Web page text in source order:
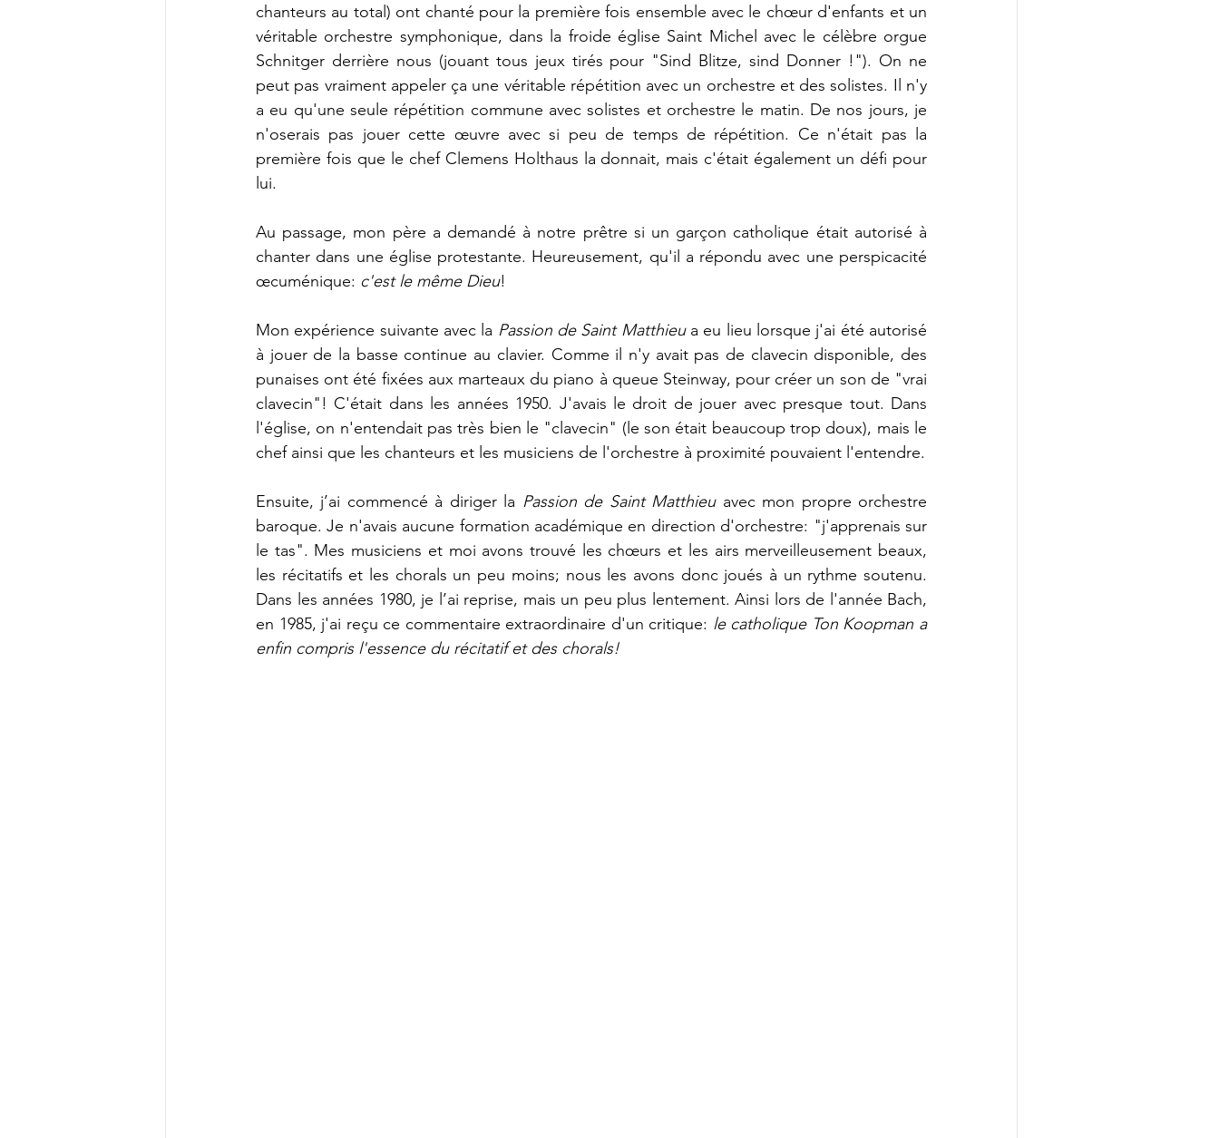
chanteurs au total) ont chanté pour la première fois ensemble avec le chœur d'enfants et un
véritable orchestre symphonique, dans la froide église Saint Michel avec le célèbre orgue
Schnitger derrière nous (jouant tous jeux tirés pour "Sind Blitze, sind Donner !"). On ne
peut pas vraiment appeler ça une véritable répétition avec un orchestre et des solistes. Il n'y
a eu qu'une seule répétition commune avec solistes et orchestre le matin. De nos jours, je
n'oserais pas jouer cette œuvre avec si peu de temps de répétition. Ce n'était pas la
première fois que le chef Clemens Holthaus la donnait, mais c'était également un défi pour
lui.
Au passage, mon père a demandé à notre prêtre si un garçon catholique était autorisé à
chanter dans une église protestante. Heureusement, qu'il a répondu avec une perspicacité
œcuménique: c'est le même Dieu!
Mon expérience suivante avec la Passion de Saint Matthieu a eu lieu lorsque j'ai été autorisé
à jouer de la basse continue au clavier. Comme il n'y avait pas de clavecin disponible, des
punaises ont été fixées aux marteaux du piano à queue Steinway, pour créer un son de "vrai
clavecin"! C'était dans les années 1950. J'avais le droit de jouer avec presque tout. Dans
l'église, on n'entendait pas très bien le "clavecin" (le son était beaucoup trop doux), mais le
chef ainsi que les chanteurs et les musiciens de l'orchestre à proximité pouvaient l'entendre.
Ensuite, j’ai commencé à diriger la Passion de Saint Matthieu avec mon propre orchestre
baroque. Je n'avais aucune formation académique en direction d'orchestre: "j'apprenais sur
le tas". Mes musiciens et moi avons trouvé les chœurs et les airs merveilleusement beaux,
les récitatifs et les chorals un peu moins; nous les avons donc joués à un rythme soutenu.
Dans les années 1980, je l’ai reprise, mais un peu plus lentement. Ainsi lors de l'année Bach,
en 1985, j'ai reçu ce commentaire extraordinaire d'un critique: le catholique Ton Koopman a
enfin compris l'essence du récitatif et des chorals!